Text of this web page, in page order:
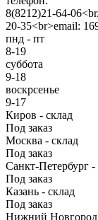
8(8212)21-64-
20-35<br>email:
пнд - пт
8-19
суббота
9-18
воскрсенье
9-17
Киров - склад
Под заказ
Москва - склад
Под заказ
Санкт-Петербург -
Под заказ
Казань - склад
Под заказ
Нижний Новгород